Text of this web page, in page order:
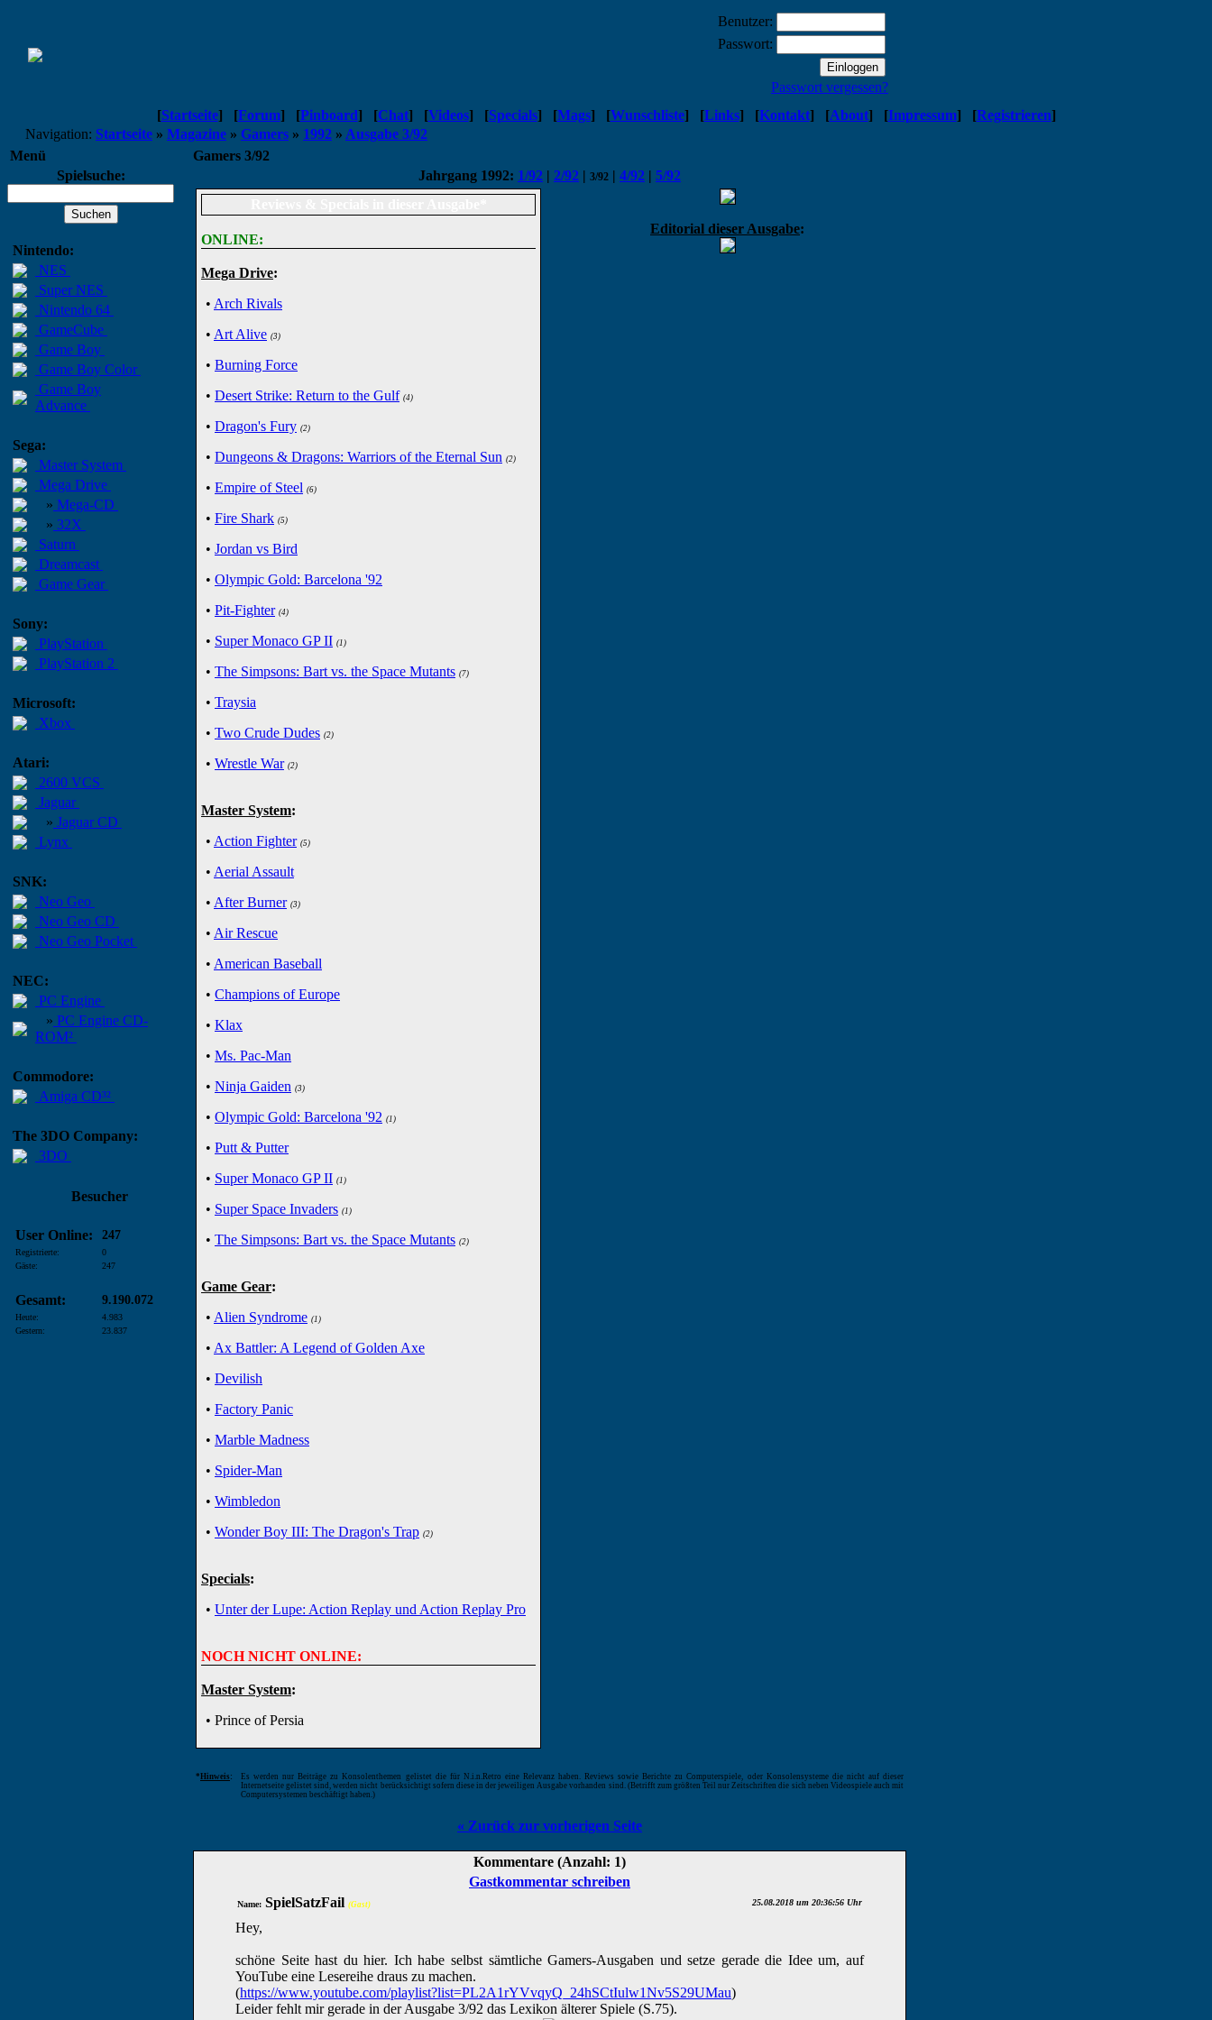
Benutzer:
Passwort:
Passwort vergessen?
[Startseite] [Forum] [Pinboard] [Chat] [Videos] [Specials] [Mags] [Wunschliste] [Links] [Kontakt] [About] [Impressum] [Registrieren]
Navigation: Startseite » Magazine » Gamers » 1992 » Ausgabe 3/92
Menü
Gamers 3/92
Spielsuche:
Nintendo:
NES
Super NES
Nintendo 64
GameCube
Game Boy
Game Boy Color
Game Boy
Advance
Sega:
Master System
Mega Drive
» Mega-CD
» 32X
Saturn
Dreamcast
Game Gear
Sony:
PlayStation
PlayStation 2
Microsoft:
Xbox
Atari:
2600 VCS
Jaguar
» Jaguar CD
Lynx
SNK:
Neo Geo
Neo Geo CD
Neo Geo Pocket
NEC:
PC Engine
» PC Engine CD-
ROM²
Commodore:
Amiga CD³²
The 3DO Company:
3DO
Besucher
User Online: 247
Registrierte:
0
Gäste:
247
Gesamt: 9.190.072
Heute:
4.983
Gestern:
23.837
Jahrgang 1992: 1/92 | 2/92 | 3/92 | 4/92 | 5/92
ONLINE:
Mega Drive:
• Arch Rivals
• Art Alive (3)
• Burning Force
• Desert Strike: Return to the Gulf (4)
• Dragon's Fury (2)
• Dungeons & Dragons: Warriors of the Eternal Sun (2)
• Empire of Steel (6)
• Fire Shark (5)
• Jordan vs Bird
• Olympic Gold: Barcelona '92
• Pit-Fighter (4)
• Super Monaco GP II (1)
• The Simpsons: Bart vs. the Space Mutants (7)
• Traysia
• Two Crude Dudes (2)
• Wrestle War (2)
Master System:
• Action Fighter (5)
• Aerial Assault
• After Burner (3)
• Air Rescue
• American Baseball
• Champions of Europe
• Klax
• Ms. Pac-Man
• Ninja Gaiden (3)
• Olympic Gold: Barcelona '92 (1)
• Putt & Putter
• Super Monaco GP II (1)
• Super Space Invaders (1)
• The Simpsons: Bart vs. the Space Mutants (2)
Game Gear:
• Alien Syndrome (1)
• Ax Battler: A Legend of Golden Axe
• Devilish
• Factory Panic
• Marble Madness
• Spider-Man
• Wimbledon
• Wonder Boy III: The Dragon's Trap (2)
Specials:
• Unter der Lupe: Action Replay und Action Replay Pro
NOCH NICHT ONLINE:
Master System:
• Prince of Persia
Editorial dieser Ausgabe:
*Hinweis:
Es werden nur Beiträge zu Konsolenthemen gelistet die für N.i.n.Retro eine Relevanz haben. Reviews sowie Berichte zu Computerspiele, oder Konsolensysteme die nicht auf dieser
Internetseite gelistet sind, werden nicht berücksichtigt sofern diese in der jeweiligen Ausgabe vorhanden sind. (Betrifft zum größten Teil nur Zeitschriften die sich neben Videospiele auch mit
Computersystemen beschäftigt haben.)
« Zurück zur vorherigen Seite
Kommentare (Anzahl: 1)
Gastkommentar schreiben
Name: SpielSatzFail (Gast) 25.08.2018 um 20:36:56 Uhr
Hey,
schöne Seite hast du hier. Ich habe selbst sämtliche Gamers-Ausgaben und setze gerade die Idee um, auf
YouTube eine Lesereihe draus zu machen.
(https://www.youtube.com/playlist?list=PL2A1rYVvqyQ_24hSCtIulw1Nv5S29UMau)
Leider fehlt mir gerade in der Ausgabe 3/92 das Lexikon älterer Spiele (S.75).